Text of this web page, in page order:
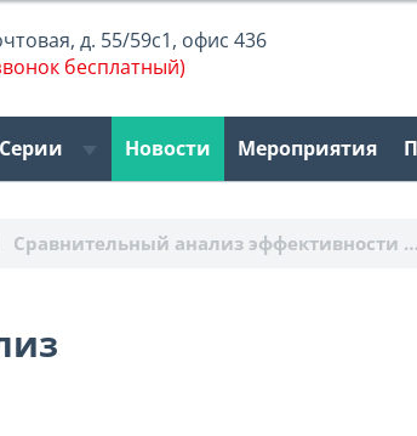
д. 55/59с1, офис 436
бесплатный)
Серии Новости Мероприятия
Сравнительный анализ эффективности …